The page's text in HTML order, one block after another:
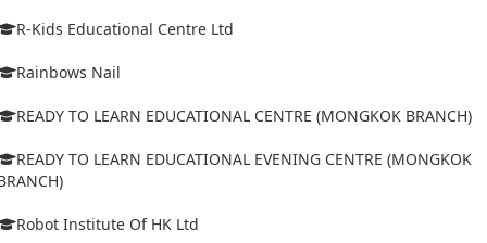
R-Kids Educational Centre Ltd
Rainbows Nail
READY TO LEARN EDUCATIONAL CENTRE (MONGKOK BRANCH)
READY TO LEARN EDUCATIONAL EVENING CENTRE (MONGKOK
Robot Institute Of HK Ltd